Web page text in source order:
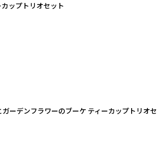
ップトリオセット
デンフラワーのブーケ ティーカップトリオセ